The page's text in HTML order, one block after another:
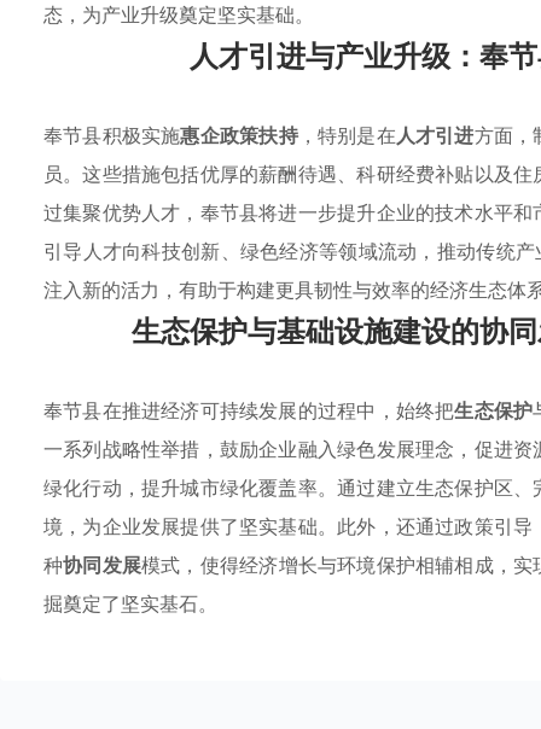
态，为产业升级奠定坚实基础。
人才引进与产业升级：奉
奉节县积极实施惠企政策扶持，特别是在人才引进方面，
员。这些措施包括优厚的薪酬待遇、科研经费补贴以及
过集聚优势人才，奉节县将进一步提升企业的技术水平
引导人才向科技创新、绿色经济等领域流动，推动传统
注入新的活力，有助于构建更具韧性与效率的经济生态体
生态保护与基础设施建设的协
奉节县在推进经济可持续发展的过程中，始终把生态保护
一系列战略性举措，鼓励企业融入绿色发展理念，促进
绿化行动，提升城市绿化覆盖率。通过建立生态保护区
境，为企业发展提供了坚实基础。此外，还通过政策引
种协同发展模式，使得经济增长与环境保护相辅相成，
掘奠定了坚实基石。